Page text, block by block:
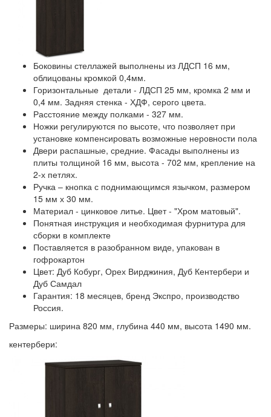
Боковины стеллажей выполнены из ЛДСП 16 мм,
облицованы кромкой 0,4мм.
Горизонтальные детали - ЛДСП 25 мм, кромка 2 мм и
0,4 мм. Задняя стенка - ХДФ, серого цвета.
Расстояние между полками - 327 мм.
Ножки регулируются по высоте, что позволяет при
установке компенсировать возможные неровности пола
Двери распашные, средние. Фасады выполнены из
плиты толщиной 16 мм, высота - 702 мм, крепление на
2-х петлях.
Ручка – кнопка с поднимающимся язычком, размером
15 мм х 30 мм.
Материал - цинковое литье. Цвет - "Хром матовый".
Понятная инструкция и необходимая фурнитура для
сборки в комплекте
Поставляется в разобранном виде, упакован в
гофрокартон
Цвет: Дуб Кобург, Орех Вирджиния, Дуб Кентербери и
Дуб Самдал
Гарантия: 18 месяцев, бренд Экспро, производство
Россия.
Размеры: ширина 820 мм, глубина 440 мм, высота 1490 мм.
кентербери: